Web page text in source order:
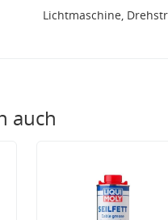
Lichtmaschine,
auch